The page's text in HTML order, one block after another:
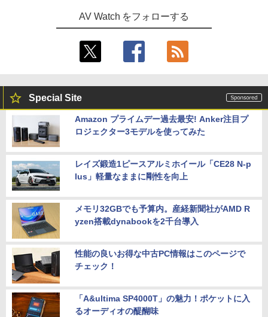
AV Watch をフォローする
Special Site
Amazon プライムデー過去最安! Anker注目プ
ロジェクター3モデルを使ってみた
レイズ鍛造1ピースアルミホイール「CE28 N-p
lus」軽量なままに剛性を向上
メモリ32GBでも予算内。産経新聞社がAMD R
yzen搭載dynabookを2千台導入
性能の良いお得な中古PC情報はこのページで
チェック！
「A&ultima SP4000T」の魅力！ポケットに入
るオーディオの醍醐味